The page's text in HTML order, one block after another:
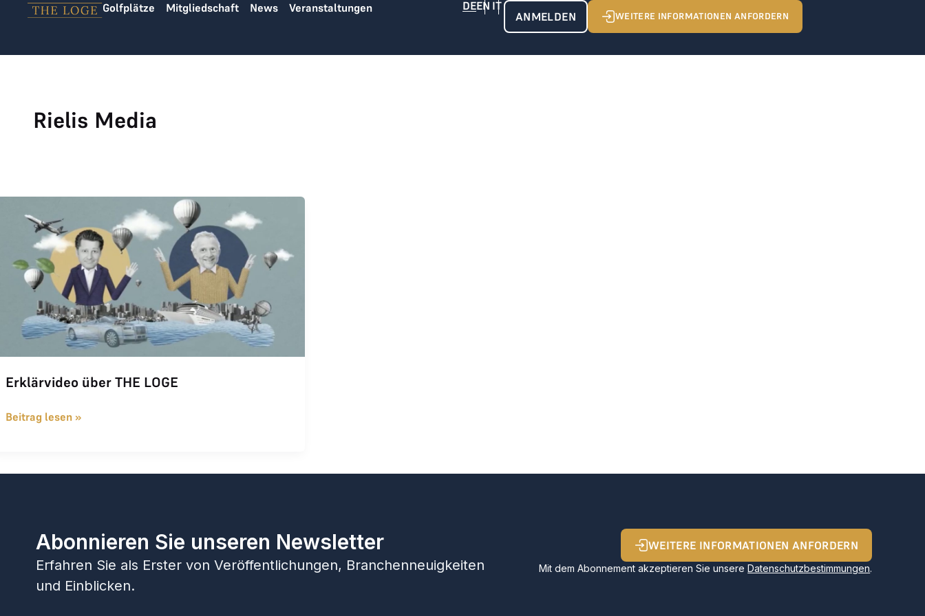
Zum Inhalt springen Golfplätze Mitgliedschaft News Veranstaltungen
ANMELDEN WEITERE INFORMATIONEN ANFORDERN
Rielis Media
Erklärvideo über THE LOGE
Beitrag lesen »
Abonnieren Sie unseren Newsletter
Erfahren Sie als Erster von Veröffentlichungen, Branchenneuigkeiten
und Einblicken.
WEITERE INFORMATIONEN ANFORDERN
Mit dem Abonnement akzeptieren Sie unsereDatenschutzbestimmungen.